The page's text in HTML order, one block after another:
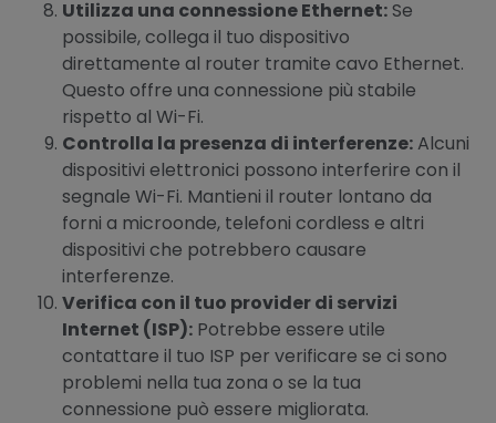
Utilizza una connessione Ethernet: Se
possibile, collega il tuo dispositivo
direttamente al router tramite cavo Ethernet.
Questo offre una connessione più stabile
rispetto al Wi-Fi.
Controlla la presenza di interferenze:Alcuni
dispositivi elettronici possono interferire con il
segnale Wi-Fi. Mantieni il router lontano da
forni a microonde, telefoni cordless e altri
dispositivi che potrebbero causare
interferenze.
Verifica con il tuo provider di servizi
Internet (ISP): Potrebbe essere utile
contattare il tuo ISP per verificare se ci sono
problemi nella tua zona o se la tua
connessione può essere migliorata.